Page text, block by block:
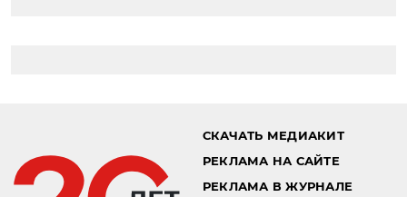
СКАЧАТЬ МЕДИАКИТ
РЕКЛАМА НА САЙТЕ
РЕКЛАМА В ЖУРНАЛЕ